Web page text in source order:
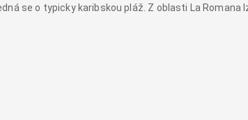
se o typicky karibskou pláž. Z oblasti La Romana